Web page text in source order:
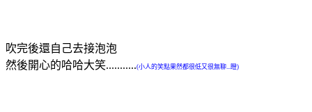
吹完後還自己去接泡泡
然後開心的哈哈大笑...........(小人的笑點果然都很低又很無聊...瞪)